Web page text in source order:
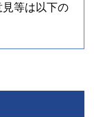
等は以下の